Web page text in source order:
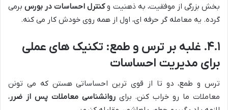
بخش بزرگی از موفقیت، به ذهنیت وکنترل احساسات در بورسبرمی
گرده. یه معامله گر حرفه ای، اول از همه روی خودش کار می کنه.
۴.۱. غلبه بر ترس و طمع: تکنیک های عملی
برای مدیریت احساسات
ترس و طمع، دو تا از قوی ترین احساساتی هستن که می تونن
معاملات ما رو خراب کنن. برایروانشناسی معاملات پس از ضرر،